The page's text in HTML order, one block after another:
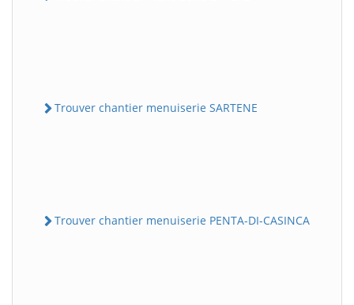
Trouver chantier menuiserie SARTENE
Trouver chantier menuiserie PENTA-DI-CASINCA